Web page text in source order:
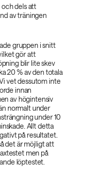
dels att
av träningen
gruppen i snitt
gör att
blir lite skev
20 % av den totala
vet dessutom inte
innan
av högintensiv
normalt under
under 10
Allt detta
på resultatet.
det är möjligt att
men på
löptestet.